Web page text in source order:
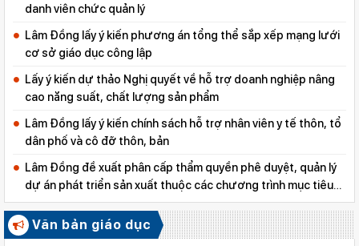
danh viên chức quản lý
Lâm Đồng lấy ý kiến phương án tổng thể sắp xếp mạng lưới
cơ sở giáo dục công lập
Lấy ý kiến dự thảo Nghị quyết về hỗ trợ doanh nghiệp nâng
cao năng suất, chất lượng sản phẩm
Lâm Đồng lấy ý kiến chính sách hỗ trợ nhân viên y tế thôn, tổ
dân phố và cô đỡ thôn, bản
Lâm Đồng đề xuất phân cấp thẩm quyền phê duyệt, quản lý
dự án phát triển sản xuất thuộc các chương trình mục tiêu
quốc gia
Văn bản giáo dục